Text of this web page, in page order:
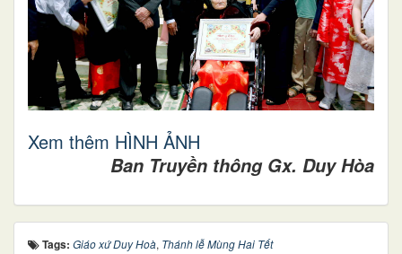
Xem thêm HÌNH ẢNH
Ban Truyền thông Gx. Duy Hòa
Tags: Giáo xứ Duy Hoà, Thánh lễ Mùng Hai Tết